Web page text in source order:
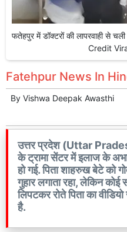
फतेहपुर में डॉक्टरों की लापरवाही से
Credit
Fatehpur News In
By Vishwa Deepak Awasthi
उत्तर प्रदेश (Uttar
के ट्रामा सेंटर में इलाज के
हो गई. पिता शाहरुख बेटे को
गुहार लगाता रहा, लेकिन
लिपटकर रोते पिता का
है.